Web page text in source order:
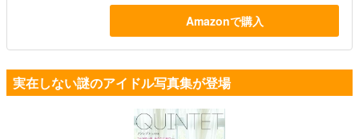
Amazonで購入
実在しない謎のアイドル写真集が登場